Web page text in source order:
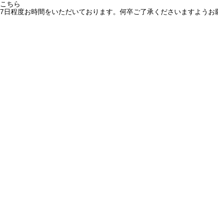
ちら
程度お時間をいただいております。何卒ご了承くださいますようお